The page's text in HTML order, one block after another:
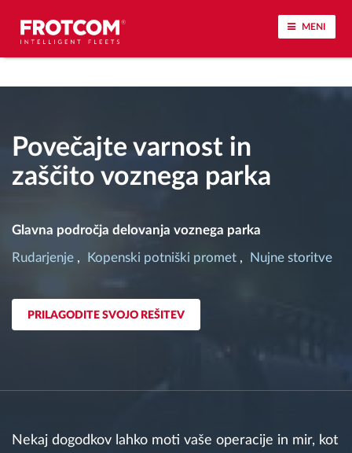
MENI
Sledenje vozil in spremljanje senzorjev
Analiza vedenja med vožnjo
Spremljanje voznih časov
Oddaljen prenos podatkov iz tahografa
Nadzor nad dostopom
Načrtovanje in spremljanje poti
Samodejno prepoznavanje voznika
Povečajte varnost in
zaščito voznega parka
Glavna področja delovanja voznega parka
Rudarjenje Kopenski potniški promet Nujne storitve
PRILAGODITE SVOJO REŠITEV
Nekaj dogodkov lahko moti vaše operacije in mir, kot